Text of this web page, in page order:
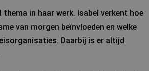
in haar werk. Isabel verkent hoe
van morgen beïnvloeden en welke
Daarbij is er altijd